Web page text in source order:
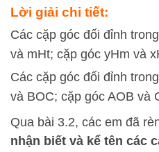
Lời giải chi tiết:
Các cặp góc đối đỉnh
và mHt; cặp góc yHm và
Các cặp góc đối đỉnh
và BOC; cặp góc AOB và
Qua bài 3.2, các em đã
nhận biết và kể tên các